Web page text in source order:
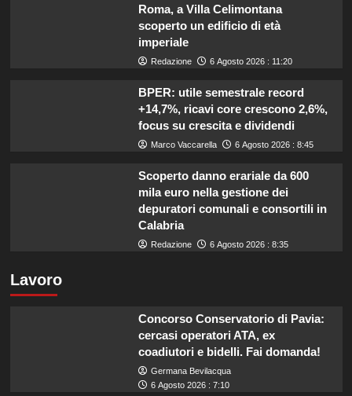
Roma, a Villa Celimontana
scoperto un edificio di età
imperiale
Redazione 6 Agosto 2026 : 11:20
BPER: utile semestrale record
+14,7%, ricavi core crescono 2,6%,
focus su crescita e dividendi
Marco Vaccarella 6 Agosto 2026 : 8:45
Scoperto danno erariale da 600
mila euro nella gestione dei
depuratori comunali e consortili in
Calabria
Redazione 6 Agosto 2026 : 8:35
Lavoro
Concorso Conservatorio di Pavia:
cercasi operatori ATA, ex
coadiutori e bidelli. Fai domanda!
Germana Bevilacqua
6 Agosto 2026 : 7:10